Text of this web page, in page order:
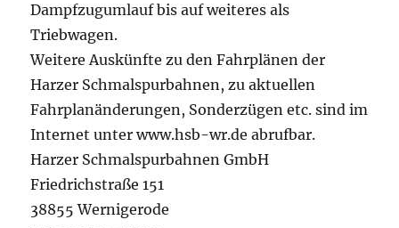
Dampfzugumlauf bis auf weiteres als
Triebwagen.
Weitere Auskünfte zu den Fahrplänen der
Harzer Schmalspurbahnen, zu aktuellen
Fahrplanänderungen, Sonderzügen etc. sind im
Internet unter www.hsb-wr.de abrufbar.
Harzer Schmalspurbahnen GmbH
Friedrichstraße 151
38855 Wernigerode